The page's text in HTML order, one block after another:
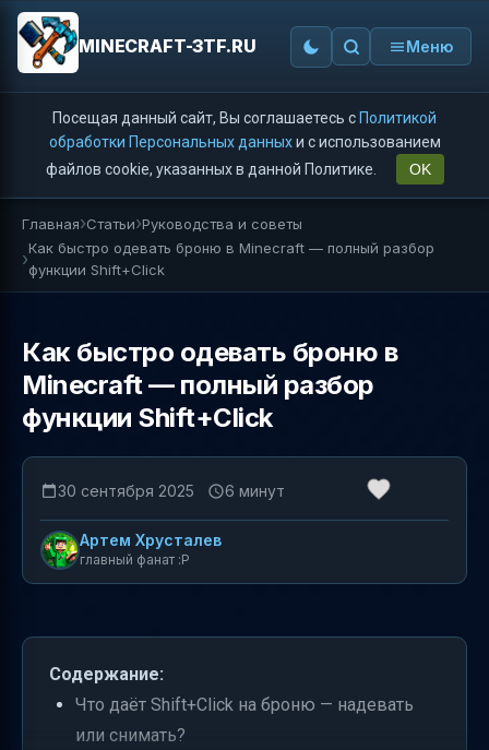
MINECRAFT-3TF.RU Меню
Посещая данный сайт, Вы соглашаетесь с Политикой
обработки Персональных данныхи с использованием
файлов cookie, указанных в данной Политике.
OK
Главная Статьи Руководства и советы
Как быстро одевать броню в Minecraft — полный разбор
функции Shift+Click
Как быстро одевать броню в
Minecraft — полный разбор
функции Shift+Click
30 сентября 2025 6 минут
Артем Хрусталев
главный фанат :P
Содержание:
Что даёт Shift+Click на броню — надевать
или снимать?